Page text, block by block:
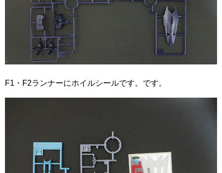
F1・F2ランナーにホイルシールです。です。